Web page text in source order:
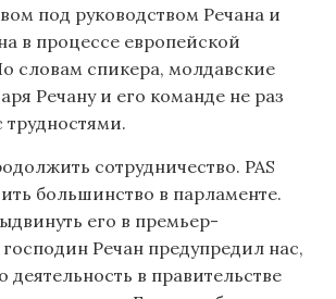
под руководством Речана и
в процессе европейской
словам спикера, молдавские
Речану и его команде не раз
трудностями.
сотрудничество. PAS
большинство в парламенте.
его в премьер-
Речан предупредил нас,
деятельность в правительстве